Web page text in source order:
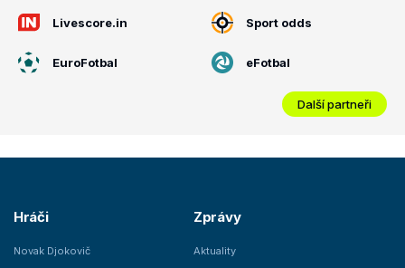
Livescore.in Sport odds
EuroFotbal eFotbal
Další partneři
Hráči
Novak Djokovič
Zprávy
Aktuality